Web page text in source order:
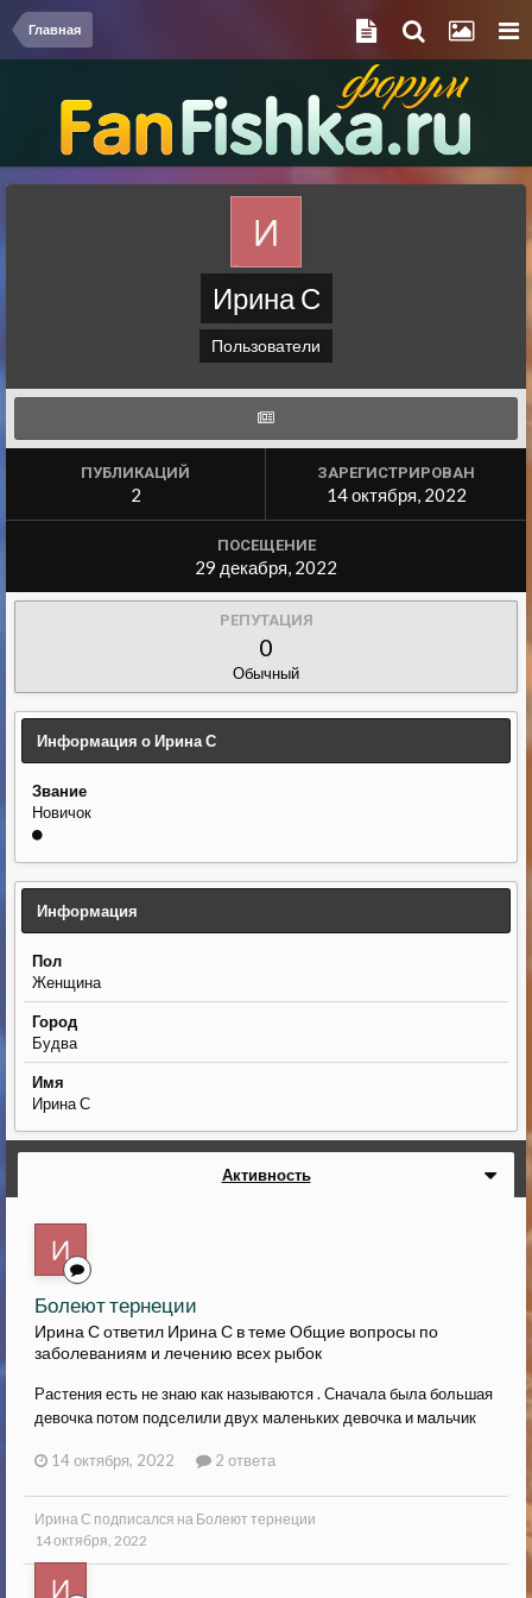
Главная
Ирина С
Пользователи
ПУБЛИКАЦИЙ
2
ЗАРЕГИСТРИРОВАН
14 октября, 2022
ПОСЕЩЕНИЕ
29 декабря, 2022
РЕПУТАЦИЯ
0
Обычный
Информация о Ирина С
Звание
Новичок
Информация
Пол
Женщина
Город
Будва
Имя
Ирина С
Активность
Болеют тернеции
Ирина С ответил Ирина С в темеОбщие вопросы по
заболеваниям и лечению всех рыбок
Растения есть не знаю как называются . Сначала была большая
девочка потом подселили двух маленьких девочка и мальчик
14 октября, 2022 2 ответа
Ирина С подписался на Болеют тернеции
14 октября, 2022